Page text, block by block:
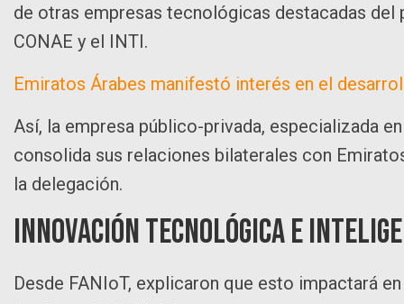
de otras empresas tecnológicas destacadas del
CONAE y el INTI.
Emiratos Árabes manifestó interés en el
Así, la empresa público-privada, especializada
consolida sus relaciones bilaterales con
la delegación.
Innovación Tecnológica e
Desde FANIoT, explicaron que esto impactará